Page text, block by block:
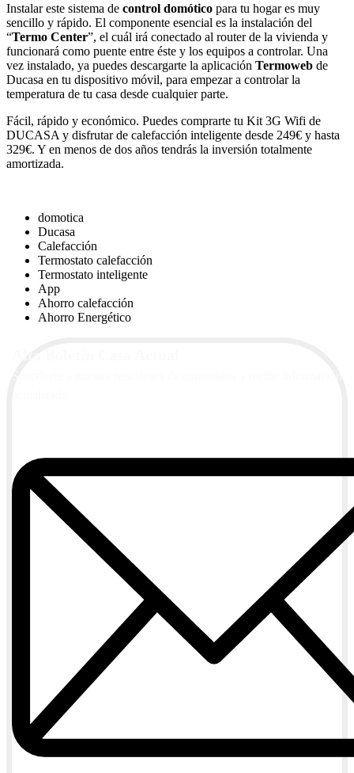
Instalar este sistema de control domótico para tu hogar es muy
sencillo y rápido. El componente esencial es la instalación del
“Termo Center”, el cuál irá conectado al router de la vivienda y
funcionará como puente entre éste y los equipos a controlar. Una
vez instalado, ya puedes descargarte la aplicación Termoweb de
Ducasa en tu dispositivo móvil, para empezar a controlar la
temperatura de tu casa desde cualquier parte.
Fácil, rápido y económico. Puedes comprarte tu Kit 3G Wifi de
DUCASA y disfrutar de calefacción inteligente desde 249€ y hasta
329€. Y en menos de dos años tendrás la inversión totalmente
amortizada.
domotica
Ducasa
Calefacción
Termostato calefacción
Termostato inteligente
App
Ahorro calefacción
Ahorro Energético